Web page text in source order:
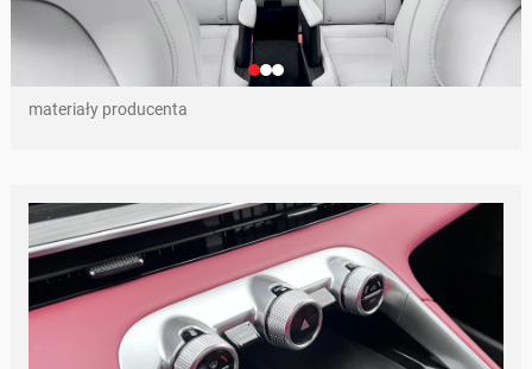
materiały producenta